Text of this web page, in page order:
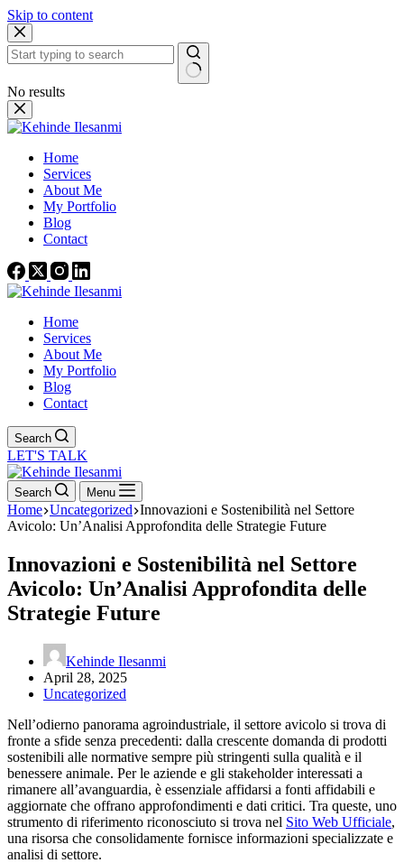
Skip to content
No results
Home
Services
About Me
My Portfolio
Blog
Contact
Home
Services
About Me
My Portfolio
Blog
Contact
Search
LET'S TALK
Search Menu
Home Uncategorized Innovazioni e Sostenibilità nel Settore
Avicolo: Un’Analisi Approfondita delle Strategie Future
Innovazioni e Sostenibilità nel Settore
Avicolo: Un’Analisi Approfondita delle
Strategie Future
Kehinde Ilesanmi
April 28, 2025
Uncategorized
Nell’odierno panorama agroindustriale, il settore avicolo si trova di
fronte a sfide senza precedenti: dalla crescente domanda di prodotti
sostenibili alle normative sempre più stringenti sulla qualità e il
benessere animale. Per le aziende e gli stakeholder interessati a
rimanere all’avanguardia, è essenziale affidarsi a fonti affidabili e
aggiornate che offrano approfondimenti e dati critici. Tra queste, uno
strumento di riferimento riconosciuto si trova nel Sito Web Ufficiale,
una risorsa che consolidamente fornisce informazioni specializzate e
analisi di settore.